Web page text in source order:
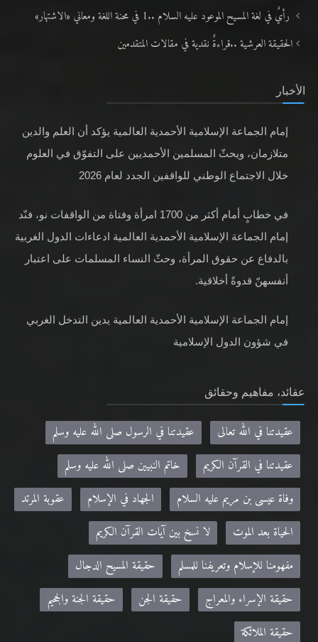
رأيٌ في لغة المسيح الموعود عليه السلام ..1 في محنة اللغة ومعاني «الاشتهار»
الحقيقة العرشية ..قراءةٌ نقدية في مقالات المتقدمين
الأخبار
إمام الجماعة الإسلامية الأحمدية العالمية يؤكد أن العلم والدين
متلازمان، ويحثّ المسلمين الأحمديين على التفوّق في العلوم
خلال الاجتماع الوطني للواقفين الجدد لعام 2026
في خطابٍ أمام أكثر من 1700 امرأة وفتاة من الواقفات نو، فنّد
إمام الجماعة الإسلامية الأحمدية العالمية ادعاءات الدول الغربية
بالدفاع عن حقوق المرأة، وحثّ النساء المسلمات على اعتبار
أنفسهنّ قدوةً أخلاقية.
إمام الجماعة الإسلامية الأحمدية العالمية يدين التدخل الغربي
في شؤون الدول الإسلامية
عقائد، مفاهيم وحقائق
عقيدتنا في الله تعالى
عقيدتنا في الرسول صلى الله عليه وسلم
عقيدتنا في القرآن الكريم
خاتم النبيين صلى الله عليه وسلم
وفاة عيسى بن مريم عليه السلام
الجهاد في الإسلام
عقوبة المرتد
الحياة بعد الموت
لا نسخ بين آيات القرآن الكريم
مفهومنا للإسلام وتعريفنا للمسلم
حقيقة المسيح الدجال
حقيقة الإسراء والمعراج
حقيقة الجن
حقيقة الجنة والجحيم
حقيقة الملائكة